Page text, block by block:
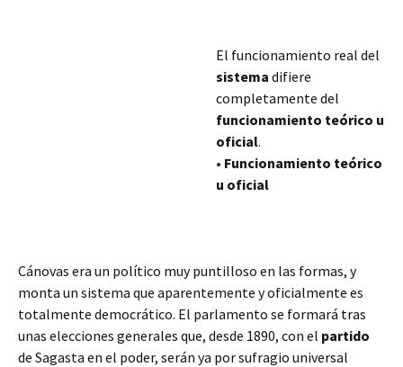
El funcionamiento real del
sistema difiere
completamente del
funcionamiento teórico u
oficial.
• Funcionamiento teórico
u oficial
Cánovas era un político muy puntilloso en las formas, y
monta un sistema que aparentemente y oficialmente es
totalmente democrático. El parlamento se formará tras
unas elecciones generales que, desde 1890, con el partido
de Sagasta en el poder, serán ya por sufragio universal